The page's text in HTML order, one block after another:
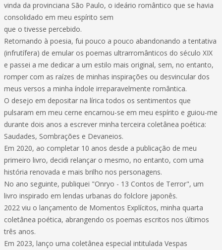
vinda da provinciana São Paulo, o ideário romântico que se havia
consolidado em meu espírito sem
que o tivesse percebido.
Retornando à poesia, fui pouco a pouco abandonando a tentativa
(infrutífera) de emular os poemas ultrarromânticos do século XIX
e passei a me dedicar a um estilo mais original, sem, no entanto,
romper com as raízes de minhas inspirações ou desvincular dos
meus versos a minha índole irreparavelmente romântica.
O desejo em depositar na lírica todos os sentimentos que
pulsaram em meu cerne encarnou-se em meu espírito e guiou-me
durante dois anos a escrever minha terceira coletânea poética:
Saudades, Sombrações e Devaneios.
Em 2020, ao completar 10 anos desde a publicação de meu
primeiro livro, decidi relançar o mesmo, no entanto, com uma
história renovada e mais brilho nos personagens.
No ano seguinte, publiquei "Onryo - 13 Contos de Terror", um
livro inspirado em lendas urbanas do folclore japonês.
2022 viu o lançamento de Momentos Explícitos, minha quarta
coletânea poética, abrangendo os poemas escritos nos últimos
três anos.
Em 2023, lanço uma coletânea especial intitulada Vespas